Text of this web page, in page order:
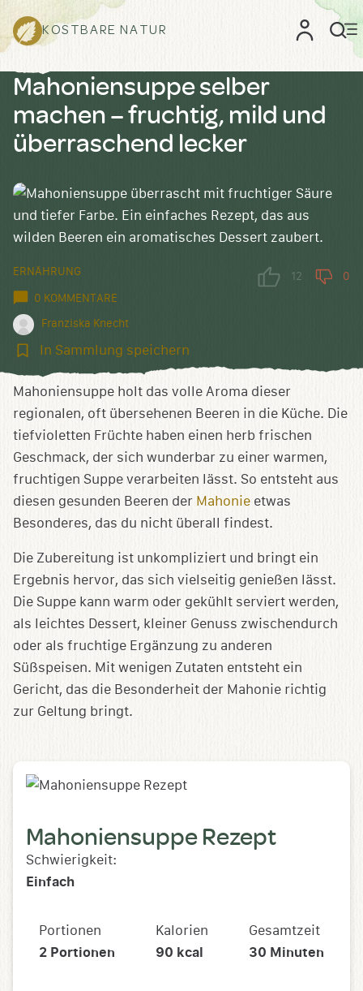
KOSTBARE NATUR
Mahoniensuppe selber
machen – fruchtig, mild und
überraschend lecker
ERNÄHRUNG
0 KOMMENTARE
Franziska Knecht
12 0
In
speichern
In Sammlung speichern
Mahoniensuppe holt das volle Aroma dieser
regionalen, oft übersehenen Beeren in die Küche. Die
tiefvioletten Früchte haben einen herb frischen
Geschmack, der sich wunderbar zu einer warmen,
fruchtigen Suppe verarbeiten lässt. So entsteht aus
diesen gesunden Beeren der Mahonie etwas
Besonderes, das du nicht überall findest.
Die Zubereitung ist unkompliziert und bringt ein
Ergebnis hervor, das sich vielseitig genießen lässt.
Die Suppe kann warm oder gekühlt serviert werden,
als leichtes Dessert, kleiner Genuss zwischendurch
oder als fruchtige Ergänzung zu anderen
Süßspeisen. Mit wenigen Zutaten entsteht ein
Gericht, das die Besonderheit der Mahonie richtig
zur Geltung bringt.
Mahoniensuppe Rezept
Schwierigkeit:
Einfach
Portionen
2 Portionen
Kalorien
90 kcal
Gesamtzeit
30 Minuten